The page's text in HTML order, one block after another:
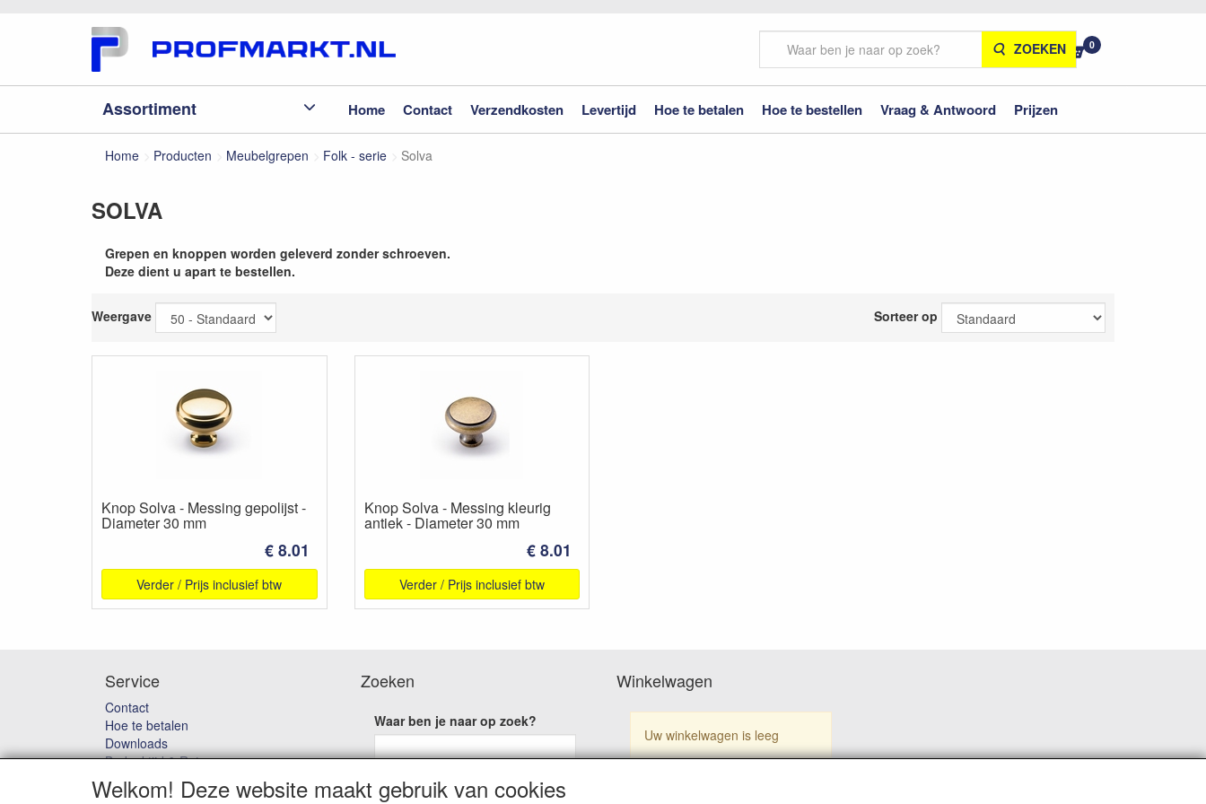
ZOEKEN 0
Assortiment Home Contact Verzendkosten Levertijd Hoe te betalen Hoe te bestellen Vraag & Antwoord Prijzen
Home Producten Meubelgrepen Folk - serie Solva
SOLVA
Grepen en knoppen worden geleverd zonder schroeven.
Deze dient u apart te bestellen.
Weergave Sorteer op
Knop Solva - Messing gepolijst -
Diameter 30 mm
€ 8.01
Verder / Prijs inclusief btw
Knop Solva - Messing kleurig
antiek - Diameter 30 mm
€ 8.01
Verder / Prijs inclusief btw
Service
Contact
Hoe te betalen
Downloads
Bedenktijd & Retourneren
Garantie en klachten
Algemene voorwaarden
Zoeken
Waar ben je naar op zoek?
Winkelwagen
Uw winkelwagen is leeg
Welkom! Deze website maakt gebruik van cookies